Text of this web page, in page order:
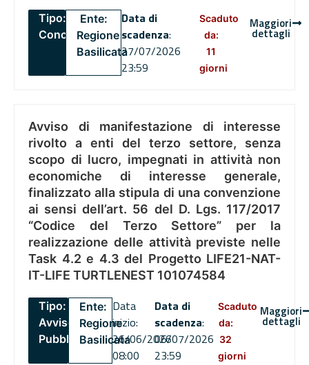
Tipo:
Concorsi
Ente:
Regione
Basilicata
Data di
scadenza:
27/07/2026
23:59
Scaduto
da:
11
giorni
Maggiori
dettagli
Avviso di manifestazione di interesse
rivolto a enti del terzo settore, senza
scopo di lucro, impegnati in attività non
economiche di interesse generale,
finalizzato alla stipula di una convenzione
ai sensi dell’art. 56 del D. Lgs. 117/2017
“Codice del Terzo Settore” per la
realizzazione delle attività previste nelle
Task 4.2 e 4.3 del Progetto LIFE21-NAT-
IT-LIFE TURTLENEST 101074584
Tipo:
Avviso
Pubblico
Ente:
Regione
Basilicata
Data
inizio:
26/06/2026
08:00
Data di
scadenza:
06/07/2026
23:59
Scaduto
da:
32
giorni
Maggiori
dettagli